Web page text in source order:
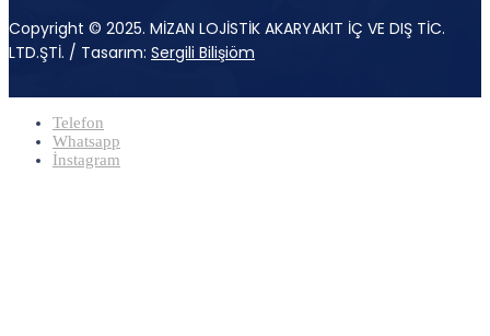
Copyright © 2025. MİZAN LOJİSTİK AKARYAKIT İÇ VE DIŞ TİC.
LTD.ŞTİ. / Tasarım: Sergili Bilişiöm
Telefon
Whatsapp
İnstagram